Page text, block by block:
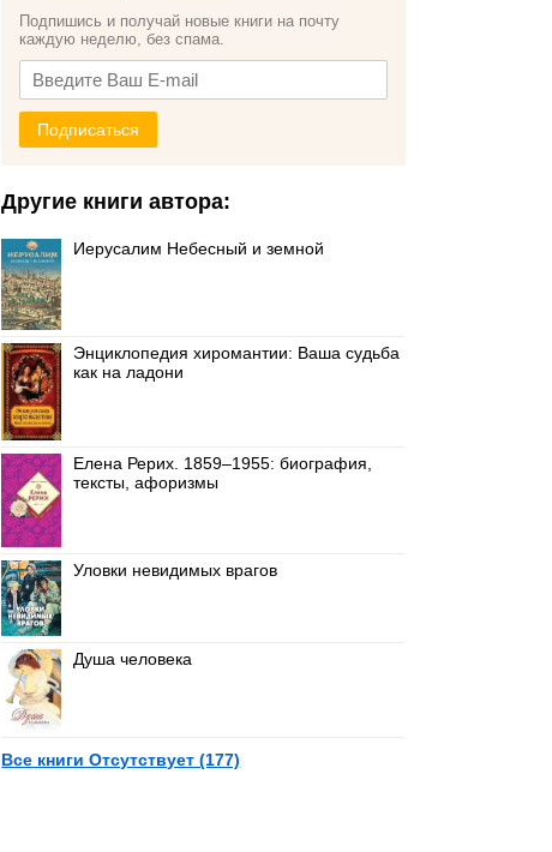
Подпишись и получай новые книги на почту
каждую неделю, без спама.
Подписаться
Другие книги автора:
Иерусалим Небесный и земной
Энциклопедия хиромантии: Ваша судьба
как на ладони
Елена Рерих. 1859–1955: биография,
тексты, афоризмы
Уловки невидимых врагов
Душа человека
Все книги Отсутствует (177)